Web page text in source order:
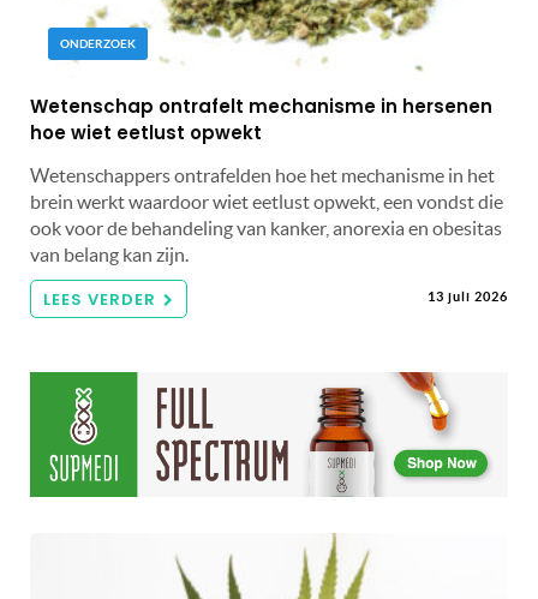
ONDERZOEK
Wetenschap ontrafelt mechanisme in hersenen
hoe wiet eetlust opwekt
Wetenschappers ontrafelden hoe het mechanisme in het
brein werkt waardoor wiet eetlust opwekt, een vondst die
ook voor de behandeling van kanker, anorexia en obesitas
van belang kan zijn.
LEES VERDER 13 juli 2026